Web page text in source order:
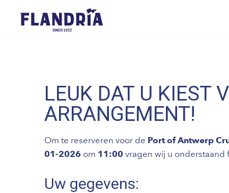
LEUK DAT U KIEST
ARRANGEMENT!
Om te reserveren voor de Port of Antwerp
01-2026 om 11:00 vragen wij u onderstaand
Uw gegevens: